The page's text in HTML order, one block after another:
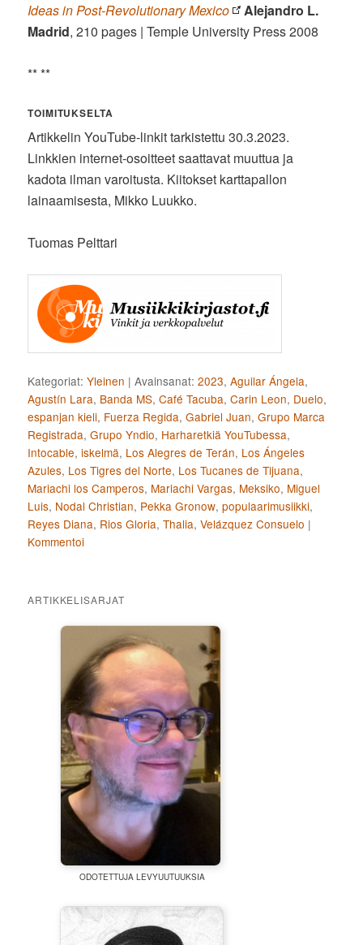
Ideas in Post-Revolutionary Mexico
Alejandro L.
Madrid, 210 pages | Temple University Press 2008
** **
TOIMITUKSELTA
Artikkelin YouTube-linkit tarkistettu 30.3.2023.
Linkkien internet-osoitteet saattavat muuttua ja
kadota ilman varoitusta. Kiitokset karttapallon
lainaamisesta, Mikko Luukko.
Tuomas Pelttari
Kategoriat: Yleinen |Avainsanat: 2023,Aguilar Ángela,
Agustín Lara, Banda MS,Café Tacuba,Carin Leon, Duelo,
espanjan kieli, Fuerza Regida,Gabriel Juan,Grupo Marca
Registrada,Grupo Yndio, Harharetkiä YouTubessa,
Intocable,iskelmä, Los Alegres de Terán, Los Ángeles
Azules, Los Tigres del Norte, Los Tucanes de Tijuana,
Mariachi los Camperos, Mariachi Vargas, Meksiko, Miguel
Luis, Nodal Christian, Pekka Gronow,populaarimusiikki,
Reyes Diana, Rios Gloria,Thalia,Velázquez Consuelo |
Kommentoi
ARTIKKELISARJAT
ODOTETTUJA LEVYUUTUUKSIA